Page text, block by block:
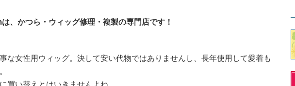
、かつら・ウィッグ修理・複製の専門店です！
な女性用ウィッグ。決して安い代物ではありませんし、長年使用して愛着も
買い替えとはいきませんよね。